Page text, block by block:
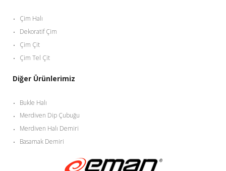
Çim Halı
Dekoratif Çim
Çim Çit
Çim Tel Çit
Diğer Ürünlerimiz
Bukle Halı
Merdiven Dip Çubuğu
Merdiven Halı Demiri
Basamak Demiri